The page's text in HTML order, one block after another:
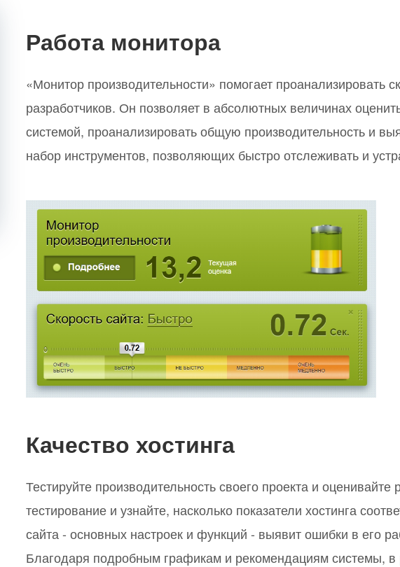
Работа монитора
«Монитор производительности» помогает проанализировать
разработчиков. Он позволяет в абсолютных величинах
системой, проанализировать общую производительность и
набор инструментов, позволяющих быстро отслеживать и
Качество хостинга
Тестируйте производительность своего проекта и
тестирование и узнайте, насколько показатели хостинга
сайта - основных настроек и функций - выявит ошибки в его
Благодаря подробным графикам и рекомендациям системы, в